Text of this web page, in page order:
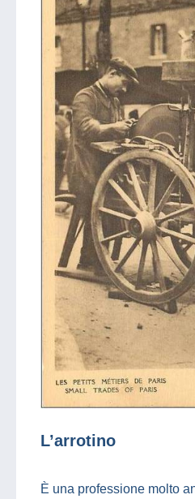
L’arrotino
È una professione molto